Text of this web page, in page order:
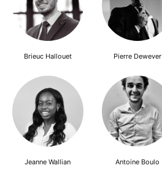
Brieuc Hallouet Pierre Dewever
Jeanne Wallian Antoine Boulo